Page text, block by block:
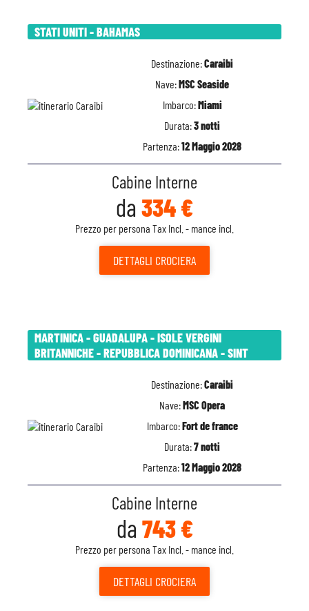
STATI UNITI - BAHAMAS
Destinazione:Caraibi
Nave:MSC Seaside
Imbarco:Miami
Durata:3 notti
Partenza:12 Maggio 2028
Cabine Interne
da 334 €
Prezzo per persona Tax Incl. - mance incl.
DETTAGLI CROCIERA
MARTINICA - GUADALUPA - ISOLE VERGINI
BRITANNICHE - REPUBBLICA DOMINICANA - SINT
Destinazione:Caraibi
Nave:MSC Opera
Imbarco:Fort de france
Durata:7 notti
Partenza:12 Maggio 2028
Cabine Interne
da 743 €
Prezzo per persona Tax Incl. - mance incl.
DETTAGLI CROCIERA